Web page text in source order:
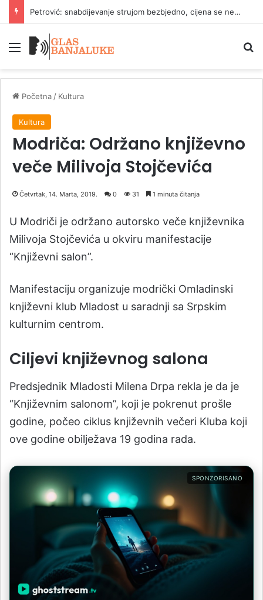
Petrović: snabdijevanje strujom bezbjedno, cijena se ne mijenja
Meni
Početna / Kultura
Kultura
Modriča: Održano književno
veče Milivoja Stojčevića
Četvrtak, 14. Marta, 2019. 0 31 1 minuta čitanja
U Modriči je održano autorsko veče književnika
Milivoja Stojčevića u okviru manifestacije
“Književni salon”.
Manifestaciju organizuje modrički Omladinski
književni klub Mladost u saradnji sa Srpskim
kulturnim centrom.
Ciljevi književnog salona
Predsjednik Mladosti Milena Drpa rekla je da je
“Književnim salonom”, koji je pokrenut prošle
godine, počeo ciklus književnih večeri Kluba koji
ove godine obilježava 19 godina rada.
SPONZORISANO